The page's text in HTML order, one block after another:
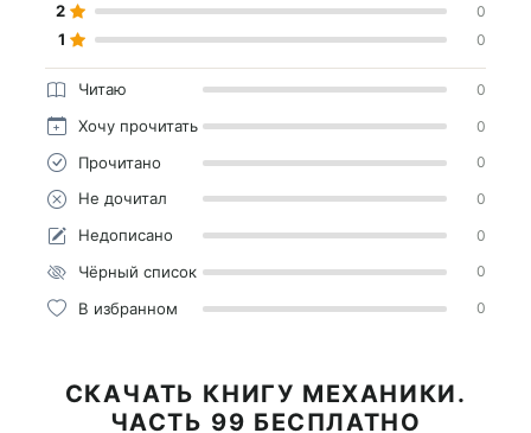
2 0
1 0
Читаю 0
Хочу прочитать 0
Прочитано 0
Не дочитал 0
Недописано 0
Чёрный список 0
В избранном 0
СКАЧАТЬ КНИГУ МЕХАНИКИ.
ЧАСТЬ 99 БЕСПЛАТНО